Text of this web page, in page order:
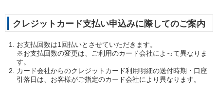
クレジットカード支払い申込みに際してのご案内
お支払回数は1回払いとさせていただきます。
※お支払回数の変更は、ご利用のカード会社によって異なりま
す。
カード会社からのクレジットカード利用明細の送付時期・口座
引落日は、お客様がご指定のカード会社により異なります。